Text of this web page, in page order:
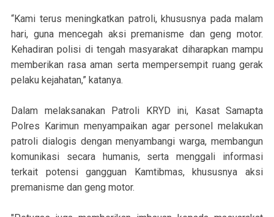
“Kami terus meningkatkan patroli, khususnya pada malam
hari, guna mencegah aksi premanisme dan geng motor.
Kehadiran polisi di tengah masyarakat diharapkan mampu
memberikan rasa aman serta mempersempit ruang gerak
pelaku kejahatan,” katanya.
Dalam melaksanakan Patroli KRYD ini, Kasat Samapta
Polres Karimun menyampaikan agar personel melakukan
patroli dialogis dengan menyambangi warga, membangun
komunikasi secara humanis, serta menggali informasi
terkait potensi gangguan Kamtibmas, khususnya aksi
premanisme dan geng motor.